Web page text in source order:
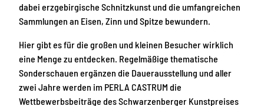
dabei erzgebirgische Schnitzkunst und die umfangreichen
Sammlungen an Eisen, Zinn und Spitze bewundern.
Hier gibt es für die großen und kleinen Besucher wirklich
eine Menge zu entdecken. Regelmäßige thematische
Sonderschauen ergänzen die Dauerausstellung und aller
zwei Jahre werden im PERLA CASTRUM die
Wettbewerbsbeiträge des Schwarzenberger Kunstpreises